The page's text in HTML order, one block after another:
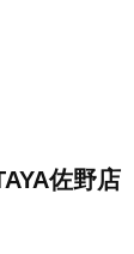
佐野店